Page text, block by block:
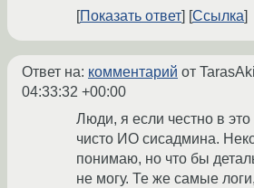
Показать ответ Ссылка
Ответ на: комментарий от
04:33:32 +00:00
Люди, я если честно в это
чисто ИО сисадмина.
понимаю, но что бы
не могу. Те же самые